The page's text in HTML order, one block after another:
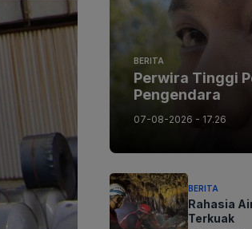
BERITA
Perwira Tinggi
Pengendara
07-08-2026 - 17.26
BERITA
Rahasia
Terkuak